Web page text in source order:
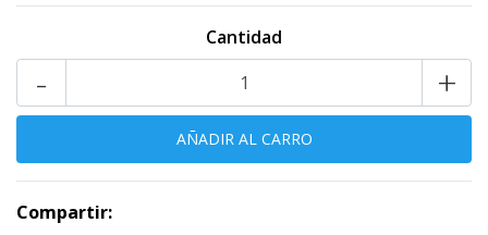
Cantidad
+
-
Compartir: